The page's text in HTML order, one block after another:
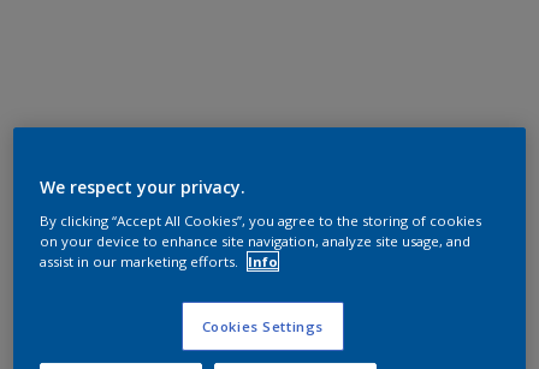
We respect your privacy.
By clicking “Accept All Cookies”, you agree to the storing of cookies
on your device to enhance site navigation, analyze site usage, and
assist in our marketing efforts.
Info
Cookies Settings